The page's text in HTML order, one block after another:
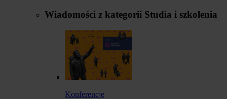
Wiadomości z kategorii Studia i szkolenia
Konferencje